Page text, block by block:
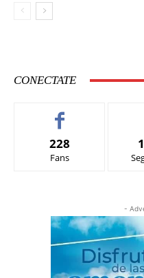
CONECTATE
228
Fans
-